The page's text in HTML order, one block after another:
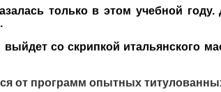
только в этом учебной
со скрипкой итальянского
от программ опытных